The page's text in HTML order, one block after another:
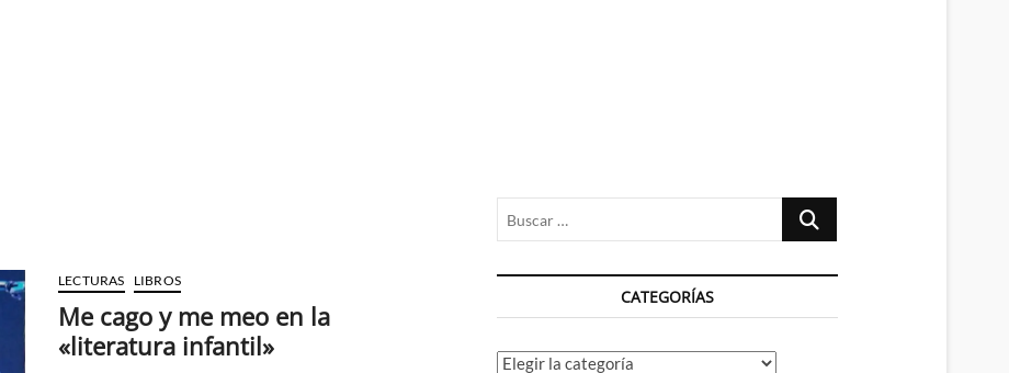
LECTURAS LIBROS
Me cago y me meo en la
«literatura infantil»
Buscar
CATEGORÍAS
Categorías